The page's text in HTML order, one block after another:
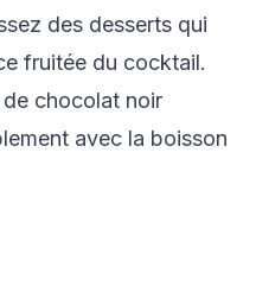
des desserts qui
fruitée du cocktail.
chocolat noir
avec la boisson